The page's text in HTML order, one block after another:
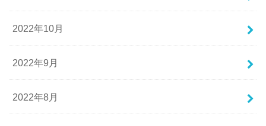
2022年10月
2022年9月
2022年8月